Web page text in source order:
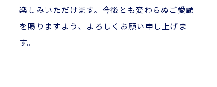
楽しみいただけます。今後とも変わらぬご愛顧
を賜りますよう、よろしくお願い申し上げま
す。